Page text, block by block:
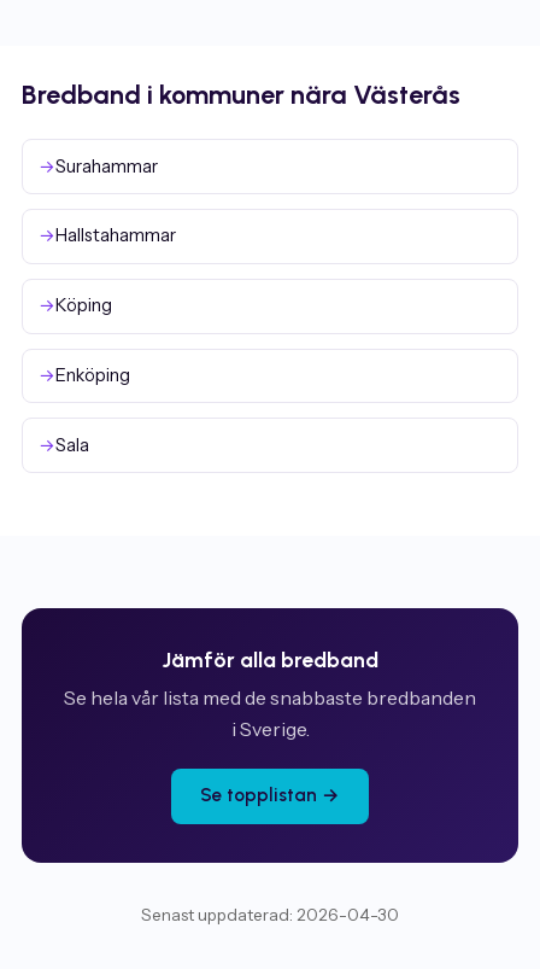
Bredband i kommuner nära Västerås
Surahammar
Hallstahammar
Köping
Enköping
Sala
Jämför alla bredband
Se hela vår lista med de snabbaste bredbanden
i Sverige.
Se topplistan →
Senast uppdaterad: 2026-04-30